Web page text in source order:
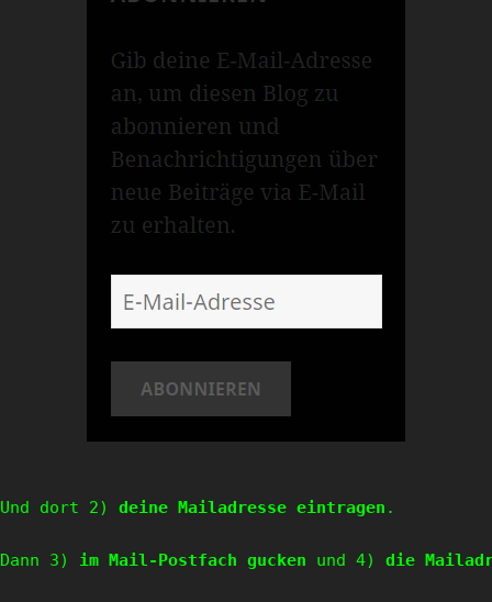
Und dort 2) deine Mailadresse eintragen .
Dann 3) im Mail-Postfach gucken und 4) die